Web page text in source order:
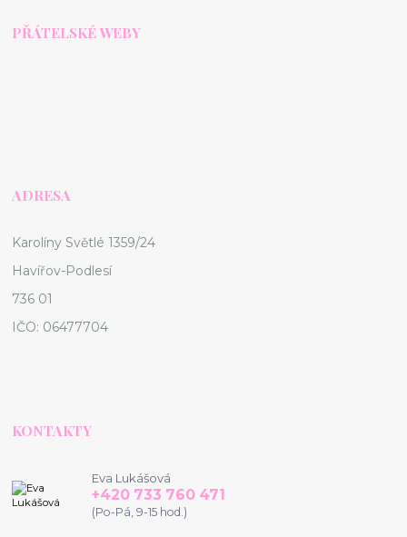
PŘÁTELSKÉ WEBY
ADRESA
Karolíny Světlé 1359/24
Havířov-Podlesí
736 01
IČO: 06477704
KONTAKTY
Eva Lukášová
+420 733 760 471
(Po-Pá, 9-15 hod.)